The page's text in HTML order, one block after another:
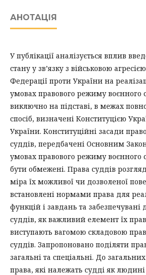
АНОТАЦІЯ
У публікації аналізується вплив
стану у зв’язку з військовою
Федерації проти України на
умовах правового режиму воєнного
виключно на підставі, в межах
спосіб, визначені Конституцією
України. Конституційні засади
суддів, передбачені Основним
умовах правового режиму воєнного
бути обмежені. Права суддів
міра їх можливої чи дозволеної
встановлені нормами права для
функцій і завдань та
суддів, як важливий елемент їх
виступають вагомою складовою
суддів. Запропоновано поділяти
загальні та спеціальні. До
права, які належать судді як